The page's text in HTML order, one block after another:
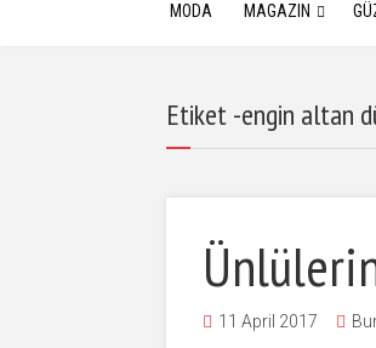
MODA MAGAZIN
Etiket -engin altan
11 April 2017